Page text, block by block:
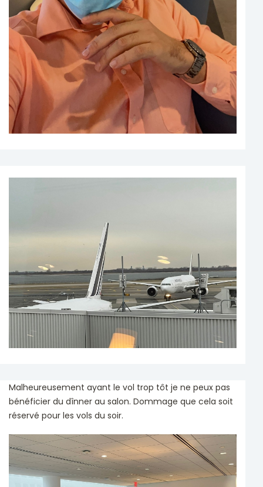
Malheureusement ayant le vol trop tôt je ne peux pas
bénéficier du dînner au salon. Dommage que cela soit
réservé pour les vols du soir.